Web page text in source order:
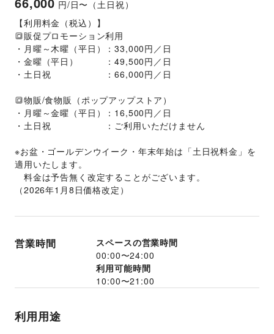
円/日〜（土日祝）
【利用料金（税込）】
🔳販促プロモーション利用
・月曜～木曜（平日）：33,000円／日
・金曜（平日）　　　：49,500円／日
・土日祝　　　　　　：66,000円／日
🔳物販/食物販（ポップアップストア）
・月曜～金曜（平日）：16,500円／日
・土日祝　　　　　　：ご利用いただけません
※お盆・ゴールデンウイーク・年末年始は「土日祝料金」を
適用いたします。
料金は予告無く改定することがございます。
（2026年1月8日価格改定）
営業時間
スペースの営業時間
00:00〜24:00
利用可能時間
10:00〜21:00
利用用途